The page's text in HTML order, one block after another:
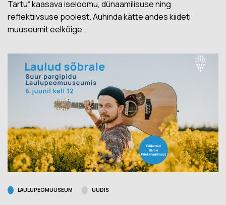
Tartu“ kaasava iseloomu, dünaamilisuse ning
reflektiivsuse poolest. Auhinda kätte andes kiideti
muuseumit eelkõige…
LAULUPEOMUUSEUM UUDIS